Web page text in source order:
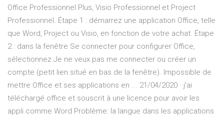
Office Professionnel Plus, Visio Professionnel et Project
Professionnel. Étape 1 : démarrez une application Office, telle
que Word, Project ou Visio, en fonction de votre achat. Étape
2 : dans la fenêtre Se connecter pour configurer Office,
sélectionnez Je ne veux pas me connecter ou créer un
compte (petit lien situé en bas de la fenêtre). Impossible de
mettre Office et ses applications en ... 21/04/2020 · j'ai
téléchargé office et souscrit à une licence pour avoir les
appli comme Word Problème: la langue dans les applications